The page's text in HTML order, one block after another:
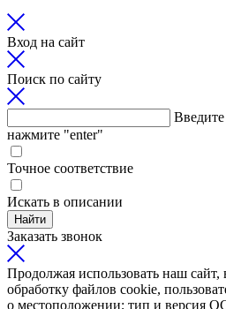
Вход на сайт
Поиск по сайту
Введите
нажмите "enter"
Точное соответствие
Искать в описании
Найти
Заказать звонок
Продолжая использовать наш сайт,
обработку файлов cookie,
о местоположении; тип и версия